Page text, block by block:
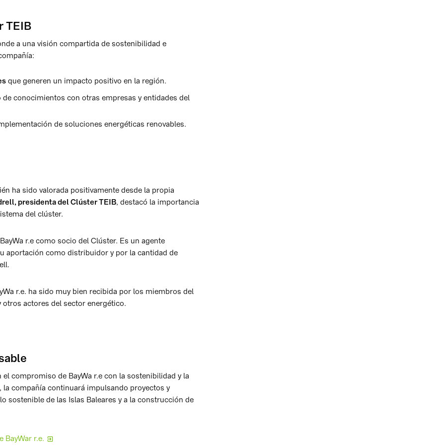
TEIB
a una visión compartida de sostenibilidad e
que generen un impacto positivo en la región.
conocimientos con otras empresas y entidades del
de soluciones energéticas renovables.
ha sido valorada positivamente desde la propia
presidenta del Clúster TEIB, destacó la importancia
del clúster.
r.e como socio del Clúster. Es un agente
aportación como distribuidor y por la cantidad de
r.e. ha sido muy bien recibida por los miembros del
actores del sector energético.
compromiso de BayWa r.e con la sostenibilidad y la
compañía continuará impulsando proyectos y
sostenible de las Islas Baleares y a la construcción de
BayWar r.e.